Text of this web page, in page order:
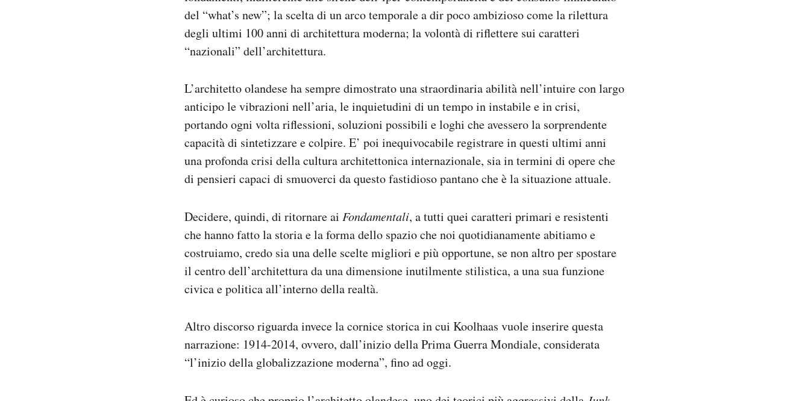
del “what’s new”; la scelta di un arco temporale a dir poco ambizioso come la rilettura
degli ultimi 100 anni di architettura moderna; la volontà di riflettere sui caratteri
“nazionali” dell’architettura.
L’architetto olandese ha sempre dimostrato una straordinaria abilità nell’intuire con largo
anticipo le vibrazioni nell’aria, le inquietudini di un tempo in instabile e in crisi,
portando ogni volta riflessioni, soluzioni possibili e loghi che avessero la sorprendente
capacità di sintetizzare e colpire. E’ poi inequivocabile registrare in questi ultimi anni
una profonda crisi della cultura architettonica internazionale, sia in termini di opere che
di pensieri capaci di smuoverci da questo fastidioso pantano che è la situazione attuale.
Decidere, quindi, di ritornare ai Fondamentali, a tutti quei caratteri primari e resistenti
che hanno fatto la storia e la forma dello spazio che noi quotidianamente abitiamo e
costruiamo, credo sia una delle scelte migliori e più opportune, se non altro per spostare
il centro dell’architettura da una dimensione inutilmente stilistica, a una sua funzione
civica e politica all’interno della realtà.
Altro discorso riguarda invece la cornice storica in cui Koolhaas vuole inserire questa
narrazione: 1914-2014, ovvero, dall’inizio della Prima Guerra Mondiale, considerata
“l’inizio della globalizzazione moderna”, fino ad oggi.